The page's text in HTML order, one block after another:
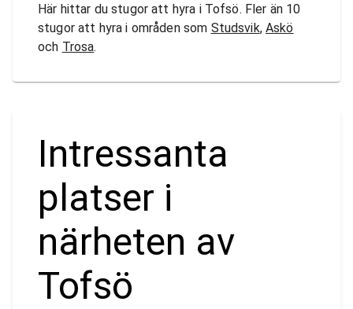
Här hittar du stugor att hyra i Tofsö. Fler än 10
stugor att hyra i områden som Studsvik,Askö
och Trosa.
Intressanta
platser i
närheten av
Tofsö